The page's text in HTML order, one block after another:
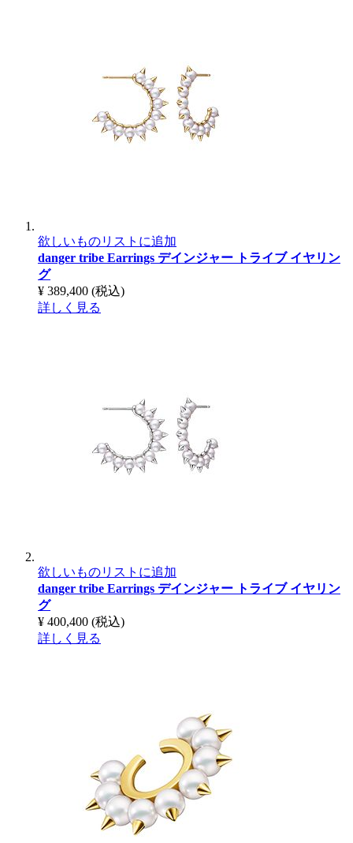
欲しいものリストに追加
danger tribe Earrings デインジャー トライブ イヤリン
グ
¥ 389,400 (税込)
詳しく見る
欲しいものリストに追加
danger tribe Earrings デインジャー トライブ イヤリン
グ
¥ 400,400 (税込)
詳しく見る